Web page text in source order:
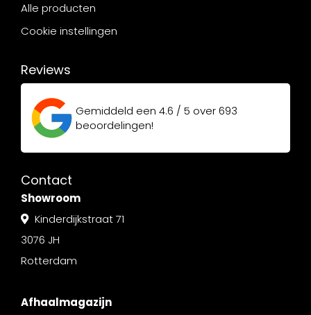
Alle producten
Cookie instellingen
Reviews
Gemiddeld een 4.6 / 5 over693
beoordelingen!
Contact
Showroom
Kinderdijkstraat 71
3076 JH
Rotterdam
Afhaalmagazijn